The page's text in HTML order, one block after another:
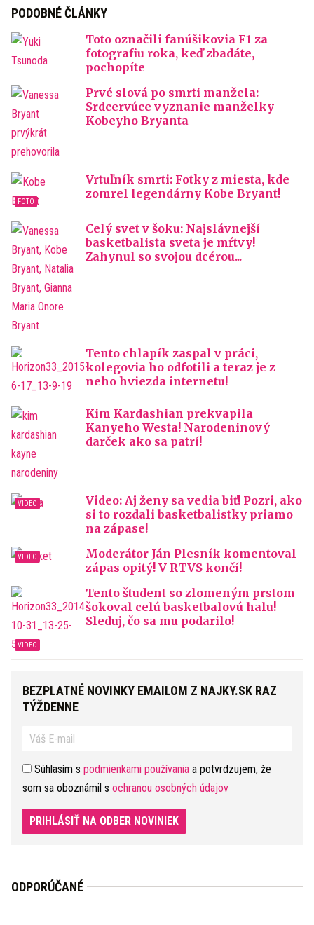
PODOBNÉ ČLÁNKY
Toto označili fanúšikovia F1 za
fotografiu roka, keď zbadáte,
pochopíte
Prvé slová po smrti manžela:
Srdcervúce vyznanie manželky
Kobeyho Bryanta
Vrtuľník smrti: Fotky z miesta, kde
zomrel legendárny Kobe Bryant!
Celý svet v šoku: Najslávnejší
basketbalista sveta je mŕtvy!
Zahynul so svojou dcérou...
Tento chlapík zaspal v práci,
kolegovia ho odfotili a teraz je z
neho hviezda internetu!
Kim Kardashian prekvapila
Kanyeho Westa! Narodeninový
darček ako sa patrí!
Video: Aj ženy sa vedia biť! Pozri, ako
si to rozdali basketbalistky priamo
na zápase!
Moderátor Ján Plesník komentoval
zápas opitý! V RTVS končí!
Tento študent so zlomeným prstom
šokoval celú basketbalovú halu!
Sleduj, čo sa mu podarilo!
BEZPLATNÉ NOVINKY EMAILOM Z NAJKY.SK RAZ
TÝŽDENNE
Súhlasím s podmienkami používania a potvrdzujem, že
som sa oboznámil s ochranou osobných údajov
PRIHLÁSIŤ NA ODBER NOVINIEK
ODPORÚČANÉ